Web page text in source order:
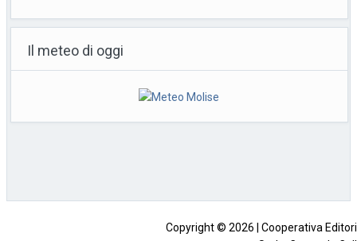
per le pari opportunità, Dipartimento per le
Politiche[...]
Il meteo di oggi
Copyright © 2026 | Cooperativa